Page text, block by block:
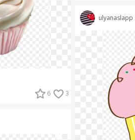
6 3
ulyanaslapp